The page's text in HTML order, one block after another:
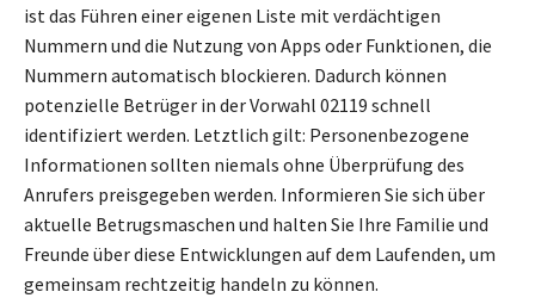
ist das Führen einer eigenen Liste mit verdächtigen
Nummern und die Nutzung von Apps oder Funktionen, die
Nummern automatisch blockieren. Dadurch können
potenzielle Betrüger in der Vorwahl 02119 schnell
identifiziert werden. Letztlich gilt: Personenbezogene
Informationen sollten niemals ohne Überprüfung des
Anrufers preisgegeben werden. Informieren Sie sich über
aktuelle Betrugsmaschen und halten Sie Ihre Familie und
Freunde über diese Entwicklungen auf dem Laufenden, um
gemeinsam rechtzeitig handeln zu können.